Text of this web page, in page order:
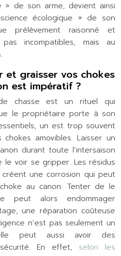
» de son arme, devient ainsi
écologique » de son
prélèvement raisonné et
incompatibles, mais au
et graisser vos chokes
est impératif ?
chasse est un rituel qui
le propriétaire porte à son
un est trop souvent
amovibles. Laisser un
durant toute l’intersaison
le voir se gripper. Les résidus
une corrosion qui peut
au canon. Tenter de le
peut alors endommager
une réparation coûteuse
n’est pas seulement un
peut aussi avoir des
En effet, selon les